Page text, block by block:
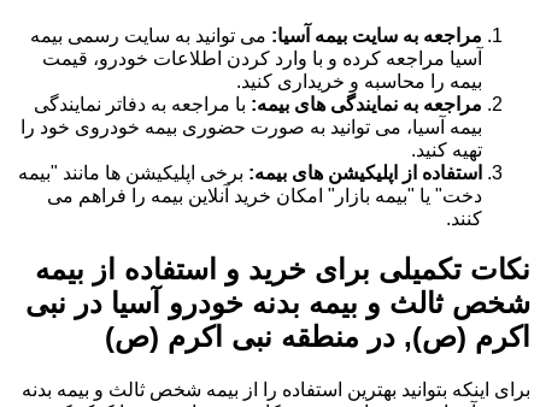
مراجعه به سایت بیمه آسیا: می توانید به سایت رسمی بیمه
آسیا مراجعه کرده و با وارد کردن اطلاعات خودرو، قیمت
بیمه را محاسبه و خریداری کنید.
مراجعه به نمایندگی های بیمه: با مراجعه به دفاتر نمایندگی
بیمه آسیا، می توانید به صورت حضوری بیمه خودروی خود را
تهیه کنید.
استفاده از اپلیکیشن های بیمه: برخی اپلیکیشن ها مانند "بیمه
دخت" یا "بیمه بازار" امکان خرید آنلاین بیمه را فراهم می
کنند.
نکات تکمیلی برای خرید و استفاده از بیمه
شخص ثالث و بیمه بدنه خودرو آسیا در نبی
اکرم (ص), در منطقه نبی اکرم (ص)
برای اینکه بتوانید بهترین استفاده را از بیمه شخص ثالث و بیمه بدنه